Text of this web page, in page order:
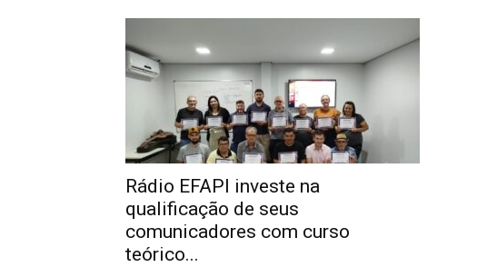
Rádio EFAPI investe na
qualificação de seus
comunicadores com curso
teórico...